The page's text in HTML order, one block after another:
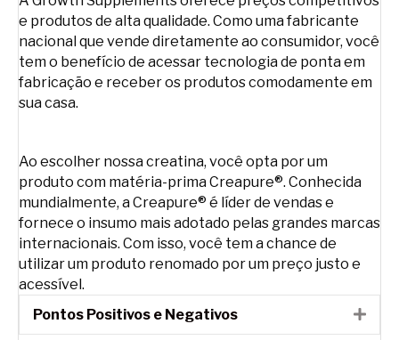
e produtos de alta qualidade. Como uma fabricante
nacional que vende diretamente ao consumidor, você
tem o benefício de acessar tecnologia de ponta em
fabricação e receber os produtos comodamente em
sua casa.
Ao escolher nossa creatina, você opta por um
produto com matéria-prima Creapure®. Conhecida
mundialmente, a Creapure® é líder de vendas e
fornece o insumo mais adotado pelas grandes marcas
internacionais. Com isso, você tem a chance de
utilizar um produto renomado por um preço justo e
acessível.
Pontos Positivos e Negativos